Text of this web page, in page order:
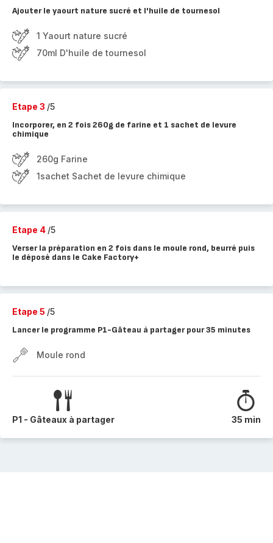
Ajouter le yaourt nature sucré et l'huile de tournesol
1 Yaourt nature sucré
70ml D'huile de tournesol
Etape 3 /5
Incorporer, en 2 fois 260g de farine et 1 sachet de levure
chimique
260g Farine
1sachet Sachet de levure chimique
Etape 4 /5
Verser la préparation en 2 fois dans le moule rond, beurré puis
le déposé dans le Cake Factory+
Etape 5 /5
Lancer le programme P1-Gâteau à partager pour 35 minutes
Moule rond
P1 - Gâteaux à partager 35 min